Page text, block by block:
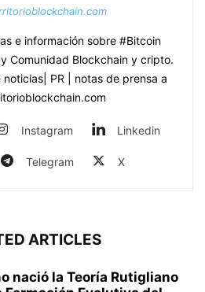
e información sobre #Bitcoin
Comunidad Blockchain y cripto.
noticias| PR | notas de prensa a
Instagram Linkedin
Telegram X
ARTICLES
nació la Teoría Rutigliano